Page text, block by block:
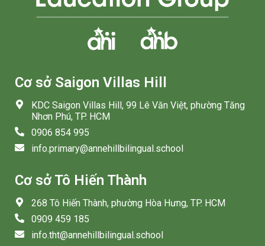
Cơ sở Saigon Villas Hill
KDC Saigon Villas Hill, 99 Lê Văn Việt, phường Tăng
Nhơn Phú, TP. HCM
0906 854 995
info.primary@annehillbilingual.school
Cơ sở Tô Hiến Thành
268 Tô Hiến Thành, phường Hòa Hưng, TP. HCM
0909 459 185
info.tht@annehillbilingual.school